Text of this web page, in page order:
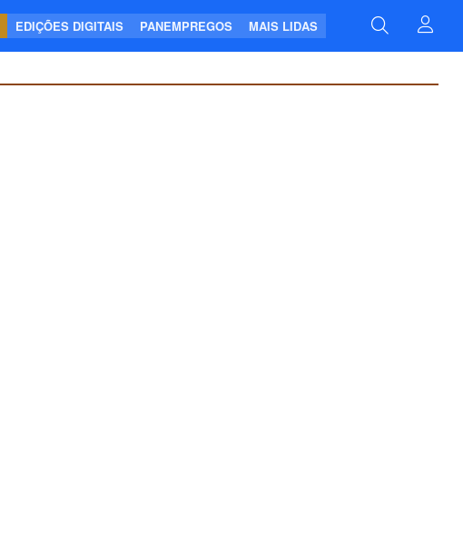
EDIÇÕES DIGITAIS PANEMPREGOS MAIS LIDAS